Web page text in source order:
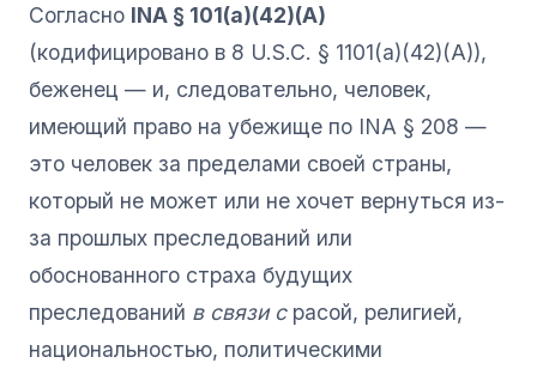
Согласно INA § 101(a)(42)(A)
(кодифицировано в 8 U.S.C. § 1101(a)(42)(A)),
беженец — и, следовательно, человек,
имеющий право на убежище по INA § 208 —
это человек за пределами своей страны,
который не может или не хочет вернуться из-
за прошлых преследований или
обоснованного страха будущих
преследований в связи срасой, религией,
национальностью, политическими